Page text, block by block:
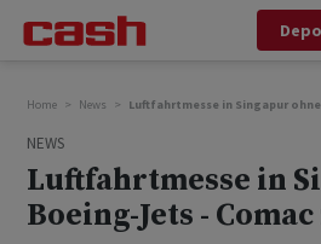
Home News Luftfahrtmesse in Singapur
NEWS
Luftfahrtmesse in
Boeing-Jets -